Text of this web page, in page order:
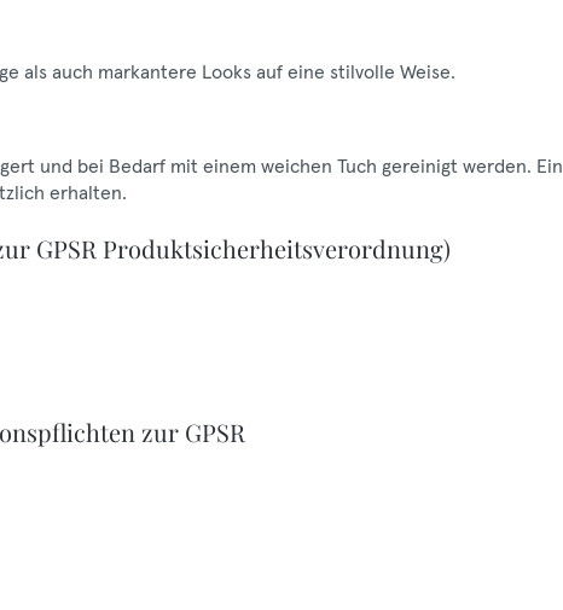
als auch markantere Looks auf eine stilvolle Weise.
und bei Bedarf mit einem weichen Tuch gereinigt werden. Ein
erhalten.
GPSR Produktsicherheitsverordnung)
zur GPSR